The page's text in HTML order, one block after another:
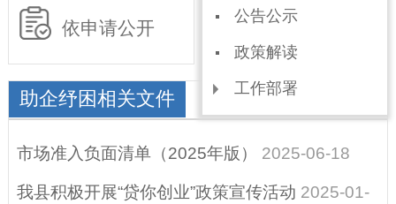
公告公示
政策解读
工作部署
依申请公开
助企纾困相关文件
市场准入负面清单（2025年版） 2025-06-18
我县积极开展“贷你创业”政策宣传活动 2025-01-